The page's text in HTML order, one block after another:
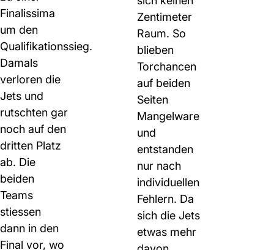
Finalissima
um den
Qualifikationssieg.
Damals
verloren die
Jets und
rutschten gar
noch auf den
dritten Platz
ab. Die
beiden
Teams
stiessen
dann in den
Final vor, wo
Zentimeter
Raum. So
blieben
Torchancen
auf beiden
Seiten
Mangelware
und
entstanden
nur nach
individuellen
Fehlern. Da
sich die Jets
etwas mehr